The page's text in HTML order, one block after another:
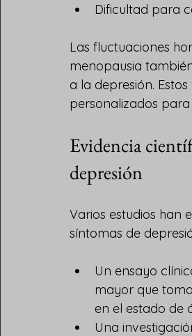
Dificultad para
Las fluctuaciones
menopausia
a la depresión.
personalizados
Evidencia
depresión
Varios estudios han
síntomas de
Un ensayo
mayor que
en el estado de
Una